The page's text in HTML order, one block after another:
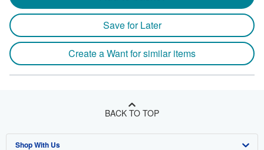
Save for Later
Create a Want for similar items
BACK TO TOP
Shop With Us